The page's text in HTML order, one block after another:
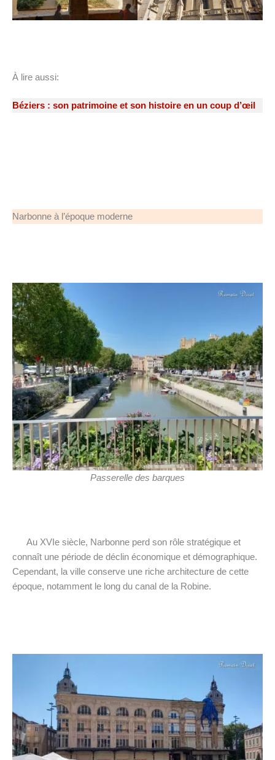
À lire aussi:
Béziers : son patrimoine et son histoire en un coup d’œil
Narbonne à l’époque moderne
Passerelle des barques
Au XVIe siècle, Narbonne perd son rôle stratégique et
connaît une période de déclin économique et démographique.
Cependant, la ville conserve une riche architecture de cette
époque, notamment le long du canal de la Robine.